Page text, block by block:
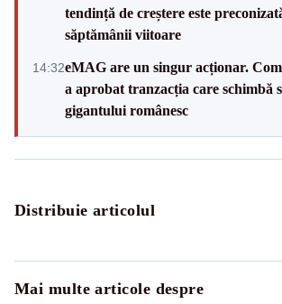
tendință de creștere este
săptămânii viitoare
14:32eMAG are un singur acționar.
a aprobat tranzacția care schimbă
gigantului românesc
Distribuie articolul
Mai multe articole despre